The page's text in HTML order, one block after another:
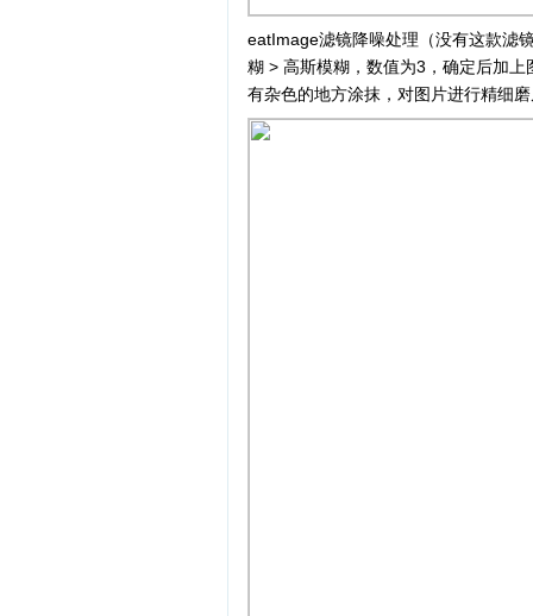
eatImage滤镜降噪处理（没有这款滤
糊 > 高斯模糊，数值为3，确定后加
有杂色的地方涂抹，对图片进行精细